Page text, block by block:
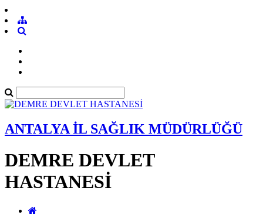
ANTALYA İL SAĞLIK MÜDÜRLÜĞÜ
DEMRE DEVLET
HASTANESİ